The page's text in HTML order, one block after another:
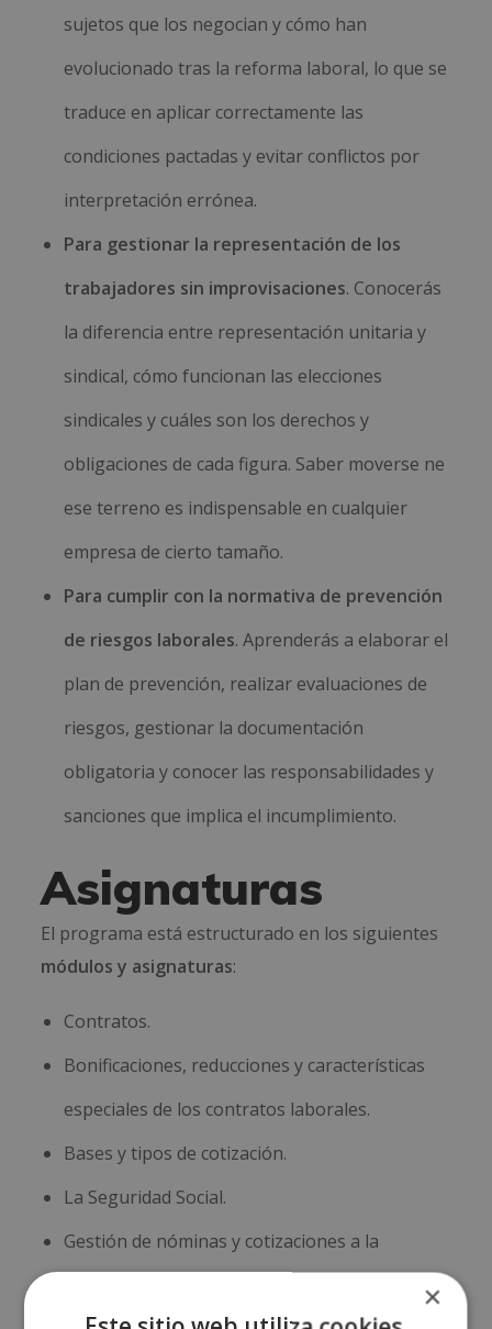
sujetos que los negocian y cómo han
evolucionado tras la reforma laboral, lo que se
traduce en aplicar correctamente las
condiciones pactadas y evitar conflictos por
interpretación errónea.
Para gestionar la representación de los
trabajadores sin improvisaciones. Conocerás
la diferencia entre representación unitaria y
sindical, cómo funcionan las elecciones
sindicales y cuáles son los derechos y
obligaciones de cada figura. Saber moverse ne
ese terreno es indispensable en cualquier
empresa de cierto tamaño.
Para cumplir con la normativa de prevención
de riesgos laborales. Aprenderás a elaborar el
plan de prevención, realizar evaluaciones de
riesgos, gestionar la documentación
obligatoria y conocer las responsabilidades y
sanciones que implica el incumplimiento.
Asignaturas
El programa está estructurado en los siguientes
módulos y asignaturas:
Contratos.
Bonificaciones, reducciones y características
especiales de los contratos laborales.
Bases y tipos de cotización.
La Seguridad Social.
Gestión de nóminas y cotizaciones a la
×